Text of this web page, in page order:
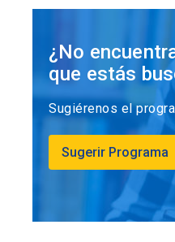
¿No
que estás
Sugiérenos el
Sugerir Programa